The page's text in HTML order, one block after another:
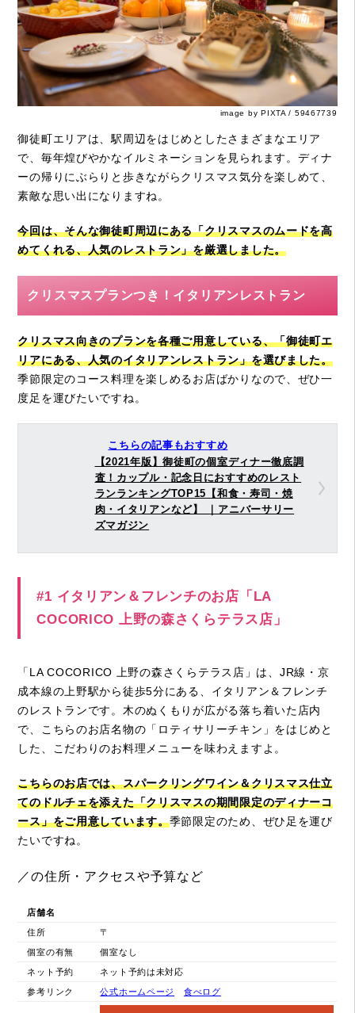
image by PIXTA / 59467739
御徒町エリアは、駅周辺をはじめとしたさまざまなエリア
で、毎年煌びやかなイルミネーションを見られます。ディナ
ーの帰りにぶらりと歩きながらクリスマス気分を楽しめて、
素敵な思い出になりますね。
今回は、そんな御徒町周辺にある「クリスマスのムードを高
めてくれる、人気のレストラン」を厳選しました。
クリスマスプランつき！イタリアンレストラン
クリスマス向きのプランを各種ご用意している、「御徒町エ
リアにある、人気のイタリアンレストラン」を選びました。
季節限定のコース料理を楽しめるお店ばかりなので、ぜひ一
度足を運びたいですね。
こちらの記事もおすすめ
【2021年版】御徒町の個室ディナー徹底調
査！カップル・記念日におすすめのレスト
ランランキングTOP15【和食・寿司・焼
肉・イタリアンなど】 ｜アニバーサリー
ズマガジン
#1 イタリアン＆フレンチのお店「LA
COCORICO 上野の森さくらテラス店」
「LA COCORICO 上野の森さくらテラス店」は、JR線・京
成本線の上野駅から徒歩5分にある、イタリアン＆フレンチ
のレストランです。木のぬくもりが広がる落ち着いた店内
で、こちらのお店名物の「ロティサリーチキン」をはじめと
した、こだわりのお料理メニューを味わえますよ。
こちらのお店では、スパークリングワイン＆クリスマス仕立
てのドルチェを添えた「クリスマスの期間限定のディナーコ
ース」をご用意しています。季節限定のため、ぜひ足を運び
たいですね。
／の住所・アクセスや予算など
店舗名
住所 〒
個室の有無 個室なし
ネット予約 ネット予約は未対応
参考リンク 公式ホームページ 食べログ